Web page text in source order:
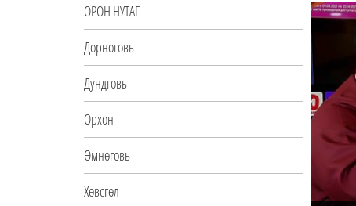
ОРОН НУТАГ
Дорноговь
Дундговь
Орхон
Өмнөговь
Хөвсгөл